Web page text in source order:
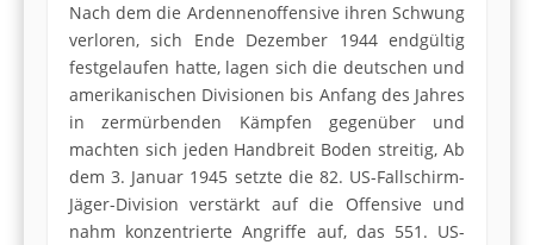
Nach dem die Ardennenoffensive ihren Schwung
verloren, sich Ende Dezember 1944 endgültig
festgelaufen hatte, lagen sich die deutschen und
amerikanischen Divisionen bis Anfang des Jahres
in zermürbenden Kämpfen gegenüber und
machten sich jeden Handbreit Boden streitig, Ab
dem 3. Januar 1945 setzte die 82. US-Fallschirm-
Jäger-Division verstärkt auf die Offensive und
nahm konzentrierte Angriffe auf, das 551. US-